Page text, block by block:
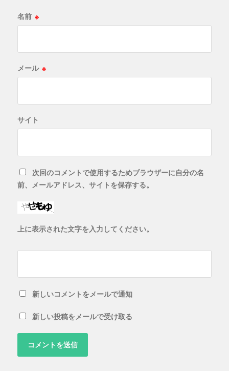
名前 ※
メール ※
サイト
次回のコメントで使用するためブラウザーに自分の名
前、メールアドレス、サイトを保存する。
上に表示された文字を入力してください。
新しいコメントをメールで通知
新しい投稿をメールで受け取る